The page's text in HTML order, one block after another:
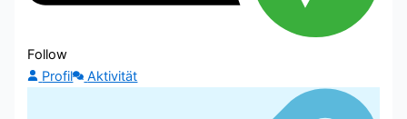
Follow
Profil
Aktivität